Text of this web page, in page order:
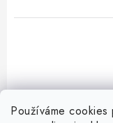
Používáme